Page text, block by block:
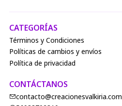
CATEGORÍAS
Términos y Condiciones
Políticas de cambios y envíos
Política de privacidad
CONTÁCTANOS
contacto@creacionesvalkiria.com